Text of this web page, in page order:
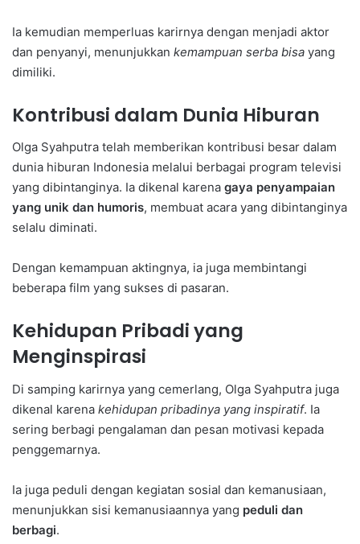
Ia kemudian memperluas karirnya dengan menjadi aktor
dan penyanyi, menunjukkan kemampuan serba bisa yang
dimiliki.
Kontribusi dalam Dunia Hiburan
Olga Syahputra telah memberikan kontribusi besar dalam
dunia hiburan Indonesia melalui berbagai program televisi
yang dibintanginya. Ia dikenal karena gaya penyampaian
yang unik dan humoris, membuat acara yang dibintanginya
selalu diminati.
Dengan kemampuan aktingnya, ia juga membintangi
beberapa film yang sukses di pasaran.
Kehidupan Pribadi yang
Menginspirasi
Di samping karirnya yang cemerlang, Olga Syahputra juga
dikenal karena kehidupan pribadinya yang inspiratif. Ia
sering berbagi pengalaman dan pesan motivasi kepada
penggemarnya.
Ia juga peduli dengan kegiatan sosial dan kemanusiaan,
menunjukkan sisi kemanusiaannya yang peduli dan
berbagi.